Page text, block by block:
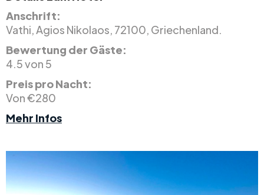
Anschrift:
Vathi, Agios Nikolaos, 72100, Griechenland.
Bewertung der Gäste:
4.5 von 5
Preis pro Nacht:
Von €280
Mehr Infos